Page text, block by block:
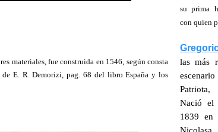
materiales, fue construida en 1546, según consta
E. R. Demorizi, pag. 68 del libro España y los
su prima
con quien
las más
Nació el
1839 en